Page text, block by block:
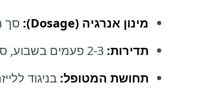
מינון אנרגיה (Dosage): סך
תדירות:
תחושת המטופל: בניגוד